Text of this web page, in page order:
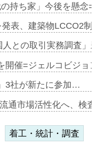
持ち家」今後を懸
表、建築物LCCO2
人との取引実務調査
開催=ジェルコビジ
3社が新たに参加…
通市場活性化へ、検
着工・統計・調査